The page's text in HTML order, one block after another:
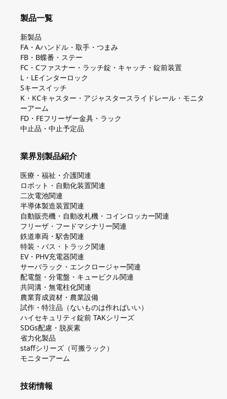
製品一覧
新製品
FA・Aハンドル・取手・つまみ
FB・B蝶番・ステー
FC・Cファスナー・ラッチ錠・キャッチ・錠前装置
L・LEインターロック
Sキースイッチ
K・KCキャスター・アジャスタースライドレール・モニタ
ーアーム
FD・FEフリーザー金具・ラック
中止品・中止予定品
業界別製品紹介
医療・福祉・介護関連
ロボット・自動化装置関連
二次電池関連
半導体製造装置関連
自動販売機・自動改札機・コインロッカー関連
フリーザ・フードマシナリー関連
鉄道車両・駅舎関連
特装・バス・トラック関連
EV・PHV充電器関連
サーバラック・エンクロージャー関連
配電盤・分電盤・キュービクル関連
共同溝・無電柱化関連
農業育成資材・農業設備
試作・特注品（ないものは作ればいい）
ハイセキュリティ錠前 TAKシリーズ
SDGs配慮・脱炭素
省力化製品
staffシリーズ（可搬ラック）
モニターアーム
技術情報